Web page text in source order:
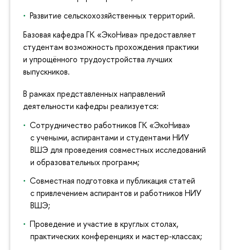
Развитие сельскохозяйственных территорий.
Базовая кафедра ГК «ЭкоНива» предоставляет
студентам возможность прохождения практики
и упрощённого трудоустройства лучших
выпускников.
В рамках представленных направлений
деятельности кафедры реализуется:
Сотрудничество работников ГК «ЭкоНива»
с учеными, аспирантами и студентами НИУ
ВШЭ для проведения совместных исследований
и образовательных программ;
Совместная подготовка и публикация статей
с привлечением аспирантов и работников НИУ
ВШЭ;
Проведение и участие в круглых столах,
практических конференциях и мастер-классах;